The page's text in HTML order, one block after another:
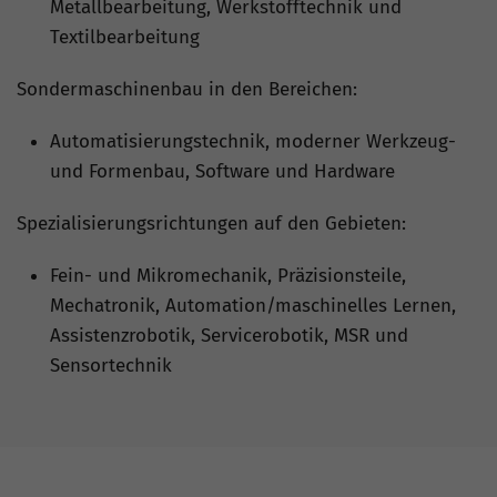
Metallbearbeitung, Werkstofftechnik und
Textilbearbeitung
Sondermaschinenbau in den Bereichen:
Automatisierungstechnik, moderner Werkzeug-
und Formenbau, Software und Hardware
Spezialisierungsrichtungen auf den Gebieten:
Fein- und Mikromechanik, Präzisionsteile,
Mechatronik, Automation/maschinelles Lernen,
Assistenzrobotik, Servicerobotik, MSR und
Sensortechnik